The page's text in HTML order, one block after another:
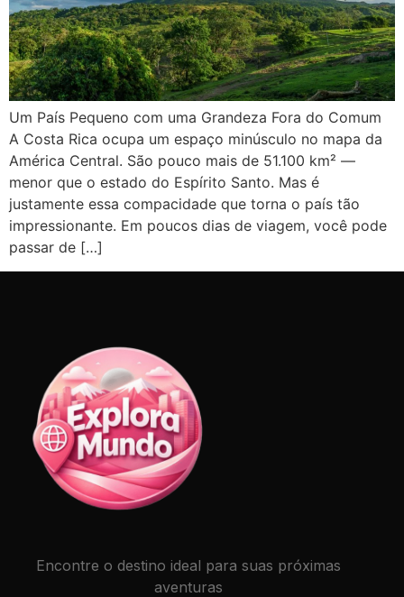
Um País Pequeno com uma Grandeza Fora do Comum
A Costa Rica ocupa um espaço minúsculo no mapa da
América Central. São pouco mais de 51.100 km² —
menor que o estado do Espírito Santo. Mas é
justamente essa compacidade que torna o país tão
impressionante. Em poucos dias de viagem, você pode
passar de […]
Encontre o destino ideal para suas próximas
aventuras